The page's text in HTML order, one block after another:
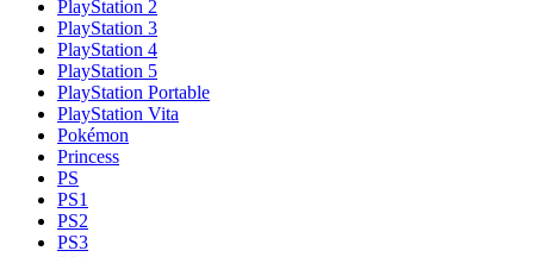
PlayStation 2
PlayStation 3
PlayStation 4
PlayStation 5
PlayStation Portable
PlayStation Vita
Pokémon
Princess
PS
PS1
PS2
PS3